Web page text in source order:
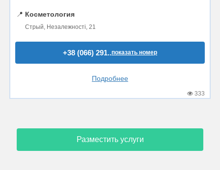
📍 Косметология
Стрый, Незалежності, 21
+38 (066) 291..показать номер
Подробнее
333
Разместить услуги